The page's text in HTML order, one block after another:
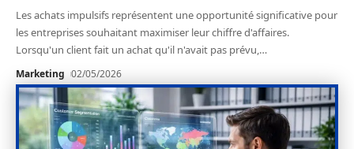
Les achats impulsifs représentent une opportunité significative pour
les entreprises souhaitant maximiser leur chiffre d'affaires.
Lorsqu'un client fait un achat qu'il n'avait pas prévu,…
Marketing 02/05/2026